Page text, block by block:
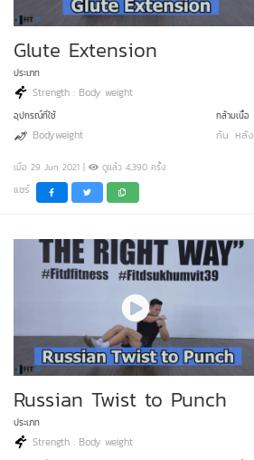
Glute Extension
ประเภท
Strength : Body weight
อุปกรณ์ที่ใช้
Bodyweight
กล้ามเนื้อ
ก้น หลัง
เมื่อ 29 Jun 2021 | ดูแล้ว 4,390 ครั้ง
แชร์
Russian Twist to Punch
ประเภท
Strength : Body weight